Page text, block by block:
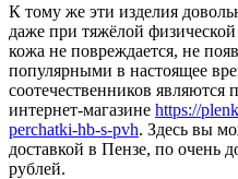
К тому же эти изделия
даже при тяжёлой
кожа не повреждается, не
популярными в настоящее
соотечественников
интернет-магазине https://
perchatki-hb-s-pvh. Здесь вы
доставкой в Пензе, по очень
рублей.